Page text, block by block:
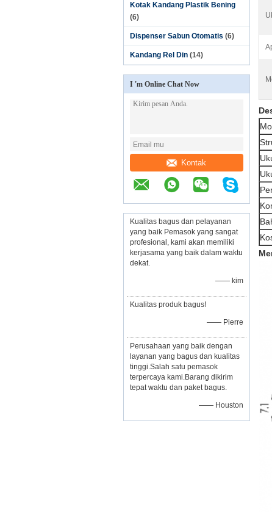
Kotak Kandang Plastik Bening
(6)
Dispenser Sabun Otomatis (6)
Kandang Rel Din (14)
I 'm Online Chat Now
Kontak
Kualitas bagus dan pelayanan
yang baik Pemasok yang sangat
profesional, kami akan memiliki
kerjasama yang baik dalam waktu
dekat.
—— kim
Kualitas produk bagus!
—— Pierre
Perusahaan yang baik dengan
layanan yang bagus dan kualitas
tinggi.Salah satu pemasok
terpercaya kami.Barang dikirim
tepat waktu dan paket bagus.
—— Houston